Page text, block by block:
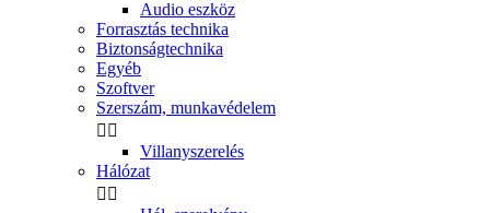
Audio eszköz
Forrasztás technika
Biztonságtechnika
Egyéb
Szoftver
Szerszám, munkavédelem
 
Villanyszerelés
Hálózat
 